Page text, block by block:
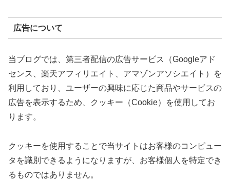
広告について
当ブログでは、第三者配信の広告サービス（Googleアド
センス、楽天アフィリエイト、アマゾンアソシエイト）を
利用しており、ユーザーの興味に応じた商品やサービスの
広告を表示するため、クッキー（Cookie）を使用してお
ります。
クッキーを使用することで当サイトはお客様のコンピュー
タを識別できるようになりますが、お客様個人を特定でき
るものではありません。